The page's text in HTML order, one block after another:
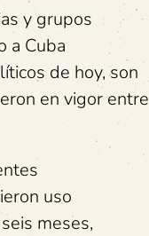
y grupos
a Cuba
de hoy, son
en vigor entre
uso
meses,